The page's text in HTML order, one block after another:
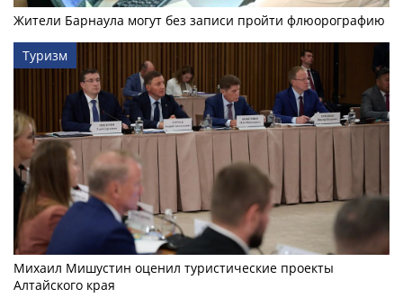
Жители Барнаула могут без записи пройти флюорографию
Туризм
Михаил Мишустин оценил туристические проекты
Алтайского края